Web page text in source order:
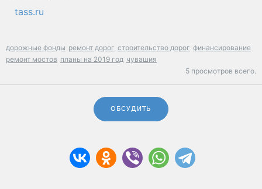
tass.ru
дорожные фонды ремонт дорог строительство дорог финансирование
ремонт мостов планы на 2019 год чувашия
5 просмотров всего.
ОБСУДИТЬ